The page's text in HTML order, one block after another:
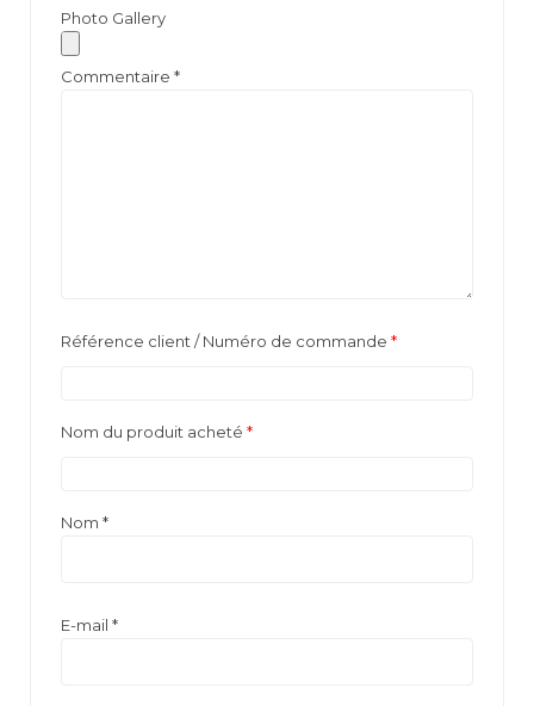
Photo Gallery
Commentaire *
Référence client / Numéro de commande *
Nom du produit acheté *
Nom *
E-mail *